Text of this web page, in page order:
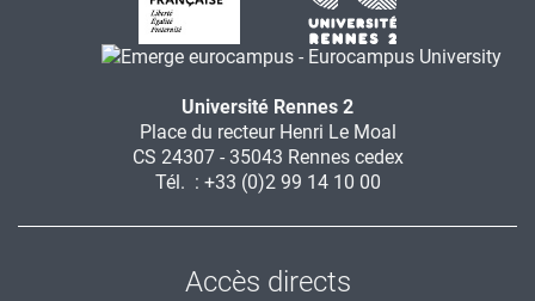
Université Rennes 2
Place du recteur Henri Le Moal
CS 24307 - 35043 Rennes cedex
Tél. : +33 (0)2 99 14 10 00
Accès directs